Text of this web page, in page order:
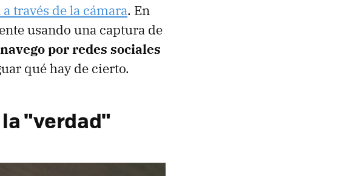
través de la cámara. En
usando una captura de
por redes sociales
qué hay de cierto.
"verdad"